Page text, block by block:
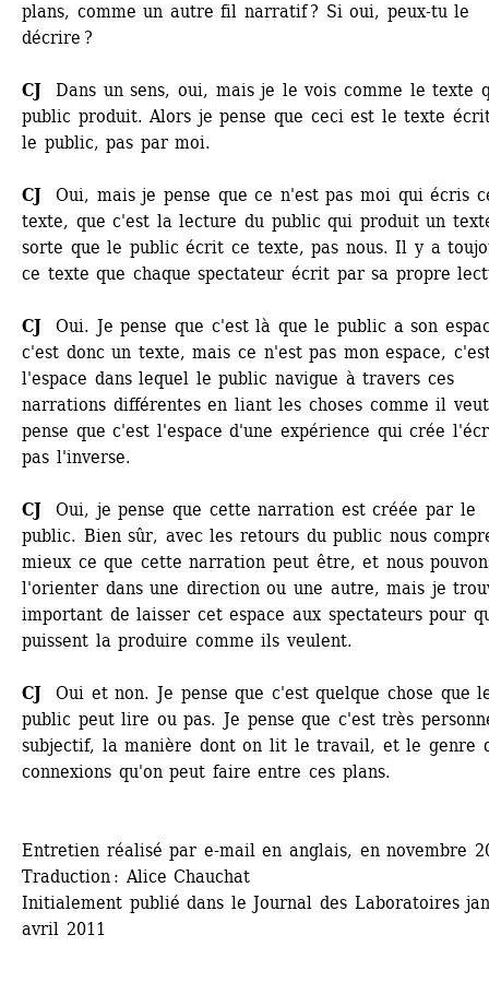
plans, comme un autre fil narratif ? Si oui, peux-tu le
décrire ?
CJ
Dans un sens, oui, mais je le vois comme le texte
public produit. Alors je pense que ceci est le texte
le public, pas par moi.
CJ Oui, mais je pense que ce n'est pas moi qui écris
texte, que c'est la lecture du public qui produit un
sorte que le public écrit ce texte, pas nous. Il y a
ce texte que chaque spectateur écrit par sa propre
CJ Oui. Je pense que c'est là que le public a son
c'est donc un texte, mais ce n'est pas mon espace,
l'espace dans lequel le public navigue à travers ces
narrations différentes en liant les choses comme il
pense que c'est l'espace d'une expérience qui crée
pas l'inverse.
CJ Oui, je pense que cette narration est créée par le
public. Bien sûr, avec les retours du public nous
mieux ce que cette narration peut être, et nous
l'orienter dans une direction ou une autre, mais je
important de laisser cet espace aux spectateurs pour
puissent la produire comme ils veulent.
CJ Oui et non. Je pense que c'est quelque chose que
public peut lire ou pas. Je pense que c'est très
subjectif, la manière dont on lit le travail, et le genre
connexions qu'on peut faire entre ces plans.
Entretien réalisé par e-mail en anglais, en novembre
Traduction : Alice Chauchat
Initialement publié dans le Journal des Laboratoires
avril 2011